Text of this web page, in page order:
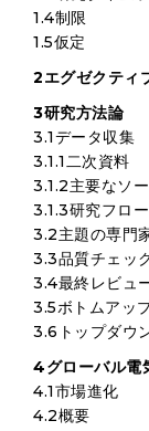
1.4制限
1.5仮定
2エグゼクティ
3研究方法論
3.1データ収集
3.1.1二次資料
3.1.2主要なソ
3.1.3研究フロー
3.2主題の専門
3.3品質チェッ
3.4最終レビュ
3.5ボトムアッ
3.6トップダウ
4グローバル電
4.1市場進化
4.2概要